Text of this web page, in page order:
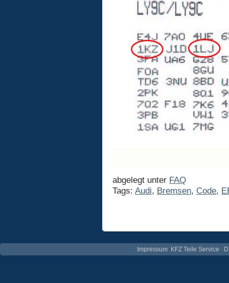
abgelegt unter FAQ
Tags: Audi, Bremsen, Code,
Impressum KFZ Teile Service